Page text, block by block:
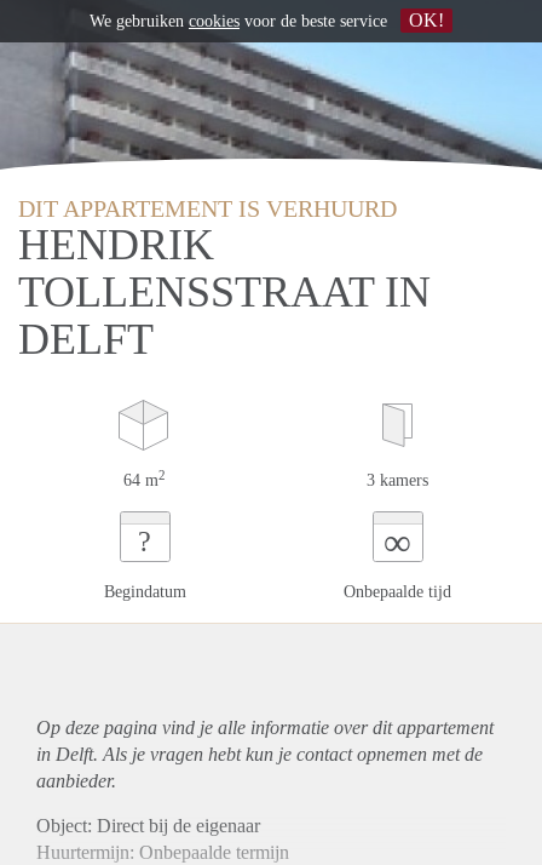
DIT APPARTEMENT IS VERHUURD
HENDRIK
TOLLENSSTRAAT IN
DELFT
64 m2 3 kamers
?
Begindatum
∞
Onbepaalde tijd
Op deze pagina vind je alle informatie over ditappartement
in Delft. Als je vragen hebt kun je contact opnemen met de
aanbieder.
Object: Direct bij de eigenaar
Huurtermijn: Onbepaalde termijn
We gebruiken cookies voor de beste service OK!